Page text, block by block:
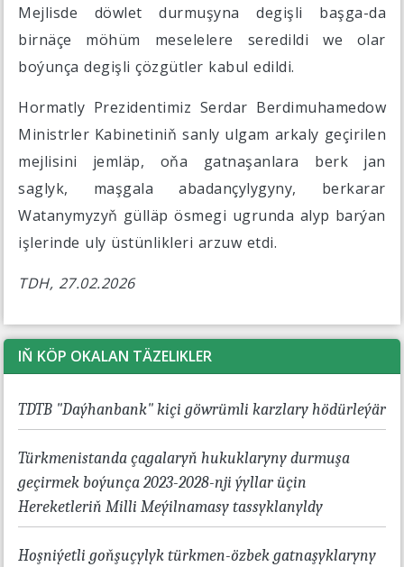
Mejlisde döwlet durmuşyna degişli başga-da
birnäçe möhüm meselelere seredildi we olar
boýunça degişli çözgütler kabul edildi.
Hormatly Prezidentimiz Serdar Berdimuhamedow
Ministrler Kabinetiniň sanly ulgam arkaly geçirilen
mejlisini jemläp, oňa gatnaşanlara berk jan
saglyk, maşgala abadançylygyny, berkarar
Watanymyzyň gülläp ösmegi ugrunda alyp barýan
işlerinde uly üstünlikleri arzuw etdi.
TDH, 27.02.2026
IŇ KÖP OKALAN TÄZELIKLER
TDTB "Daýhanbank" kiçi göwrümli karzlary hödürleýär
Türkmenistanda çagalaryň hukuklaryny durmuşa
geçirmek boýunça 2023-2028-nji ýyllar üçin
Hereketleriň Milli Meýilnamasy tassyklanyldy
Hoşniýetli goňşuçylyk türkmen-özbek gatnaşyklaryny